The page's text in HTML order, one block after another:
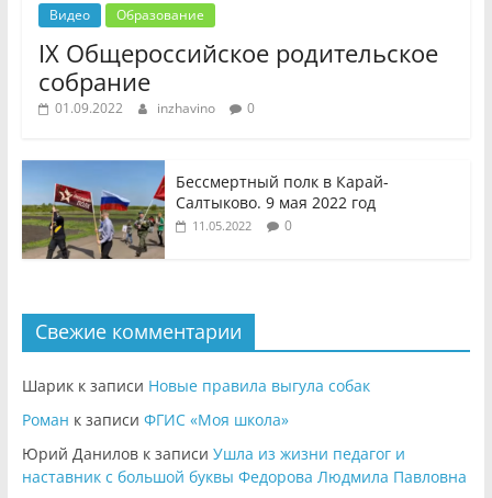
Видео Образование
IX Общероссийское родительское
собрание
01.09.2022 inzhavino 0
Бессмертный полк в Карай-
Салтыково. 9 мая 2022 год
11.05.2022 0
Свежие комментарии
Шарикк записи Новые правила выгула собак
Роман к записи ФГИС «Моя школа»
Юрий Даниловк записи Ушла из жизни педагог и
наставник с большой буквы Федорова Людмила Павловна